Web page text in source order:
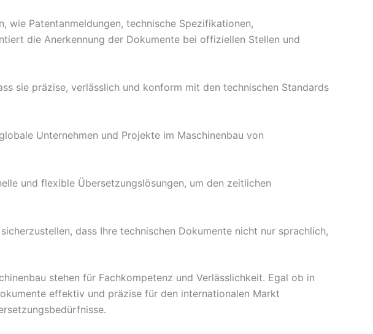
wie Patentanmeldungen, technische Spezifikationen,
die Anerkennung der Dokumente bei offiziellen Stellen und
sie präzise, verlässlich und konform mit den technischen Standards
Unternehmen und Projekte im Maschinenbau von
und flexible Übersetzungslösungen, um den zeitlichen
dass Ihre technischen Dokumente nicht nur sprachlich,
stehen für Fachkompetenz und Verlässlichkeit. Egal ob in
effektiv und präzise für den internationalen Markt